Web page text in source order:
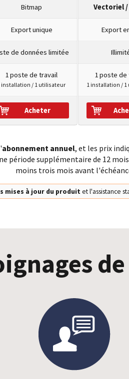
Bitmap
Export unique
de données limitée
1 poste de travail
installation / 1 utilisateur
Acheter
Vectoriel /
Export
1 poste de
1 installation /
abonnement annuel, et les prix
période supplémentaire de 12
moins trois mois avant
mises à jour du produit et l'assistance